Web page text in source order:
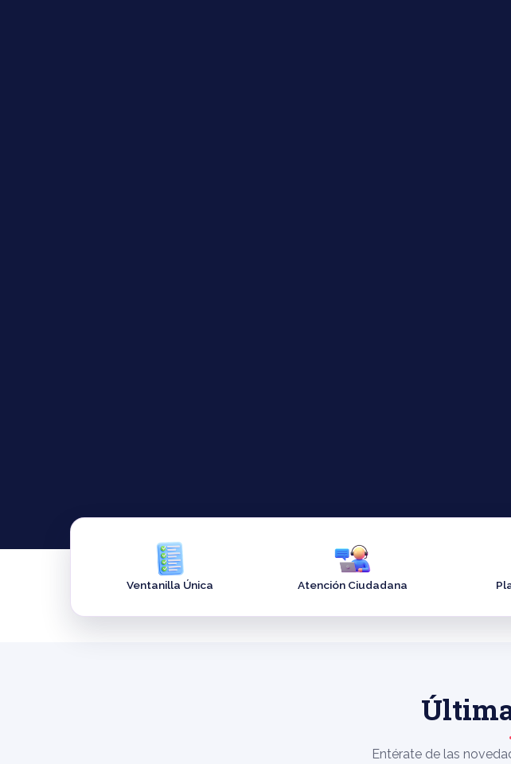
Ventanilla Única Atención Ciudadana
Entérate de las